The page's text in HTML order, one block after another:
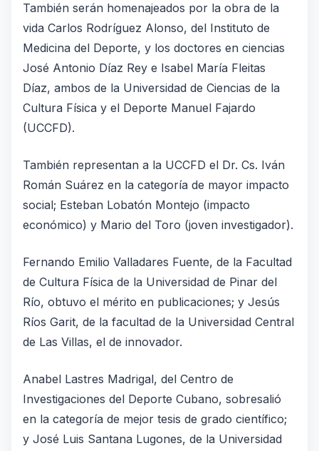
También serán homenajeados por la obra de la
vida Carlos Rodríguez Alonso, del Instituto de
Medicina del Deporte, y los doctores en ciencias
José Antonio Díaz Rey e Isabel María Fleitas
Díaz, ambos de la Universidad de Ciencias de la
Cultura Física y el Deporte Manuel Fajardo
(UCCFD).
También representan a la UCCFD el Dr. Cs. Iván
Román Suárez en la categoría de mayor impacto
social; Esteban Lobatón Montejo (impacto
económico) y Mario del Toro (joven investigador).
Fernando Emilio Valladares Fuente, de la Facultad
de Cultura Física de la Universidad de Pinar del
Río, obtuvo el mérito en publicaciones; y Jesús
Ríos Garit, de la facultad de la Universidad Central
de Las Villas, el de innovador.
Anabel Lastres Madrigal, del Centro de
Investigaciones del Deporte Cubano, sobresalió
en la categoría de mejor tesis de grado científico;
y José Luis Santana Lugones, de la Universidad